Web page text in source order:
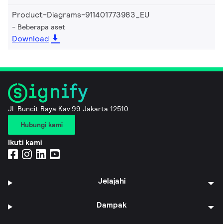
Product-Diagrams-911401773983_EU
Beberapa aset
Download
Jl. Buncit Raya Kav.99 Jakarta 12510
Hubungi kami
Ikuti kami
Jelajahi
Dampak